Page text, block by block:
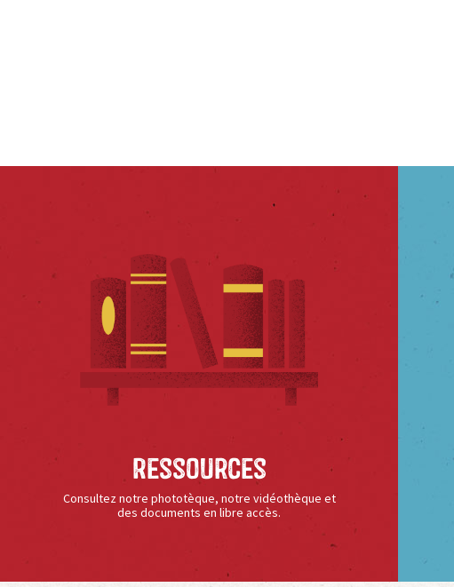
Ressources
Consultez notre phototèque, notre vidéothèque et
des documents en libre accès.